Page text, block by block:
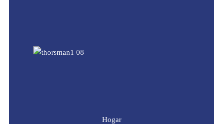
Hogar